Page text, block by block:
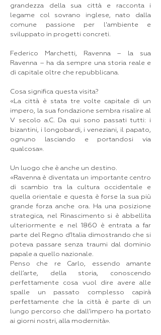
grandezza della sua città e racconta i
legame col sovrano inglese, nato dalla
comune passione per l'ambiente e
sviluppato in progetti concreti.
Federico Marchetti, Ravenna – la sua
Ravenna – ha da sempre una storia reale e
di capitale oltre che repubblicana.
Cosa significa questa visita?
«La città è stata tre volte capitale di un
impero, la sua fondazione sembra risalire al
V secolo a.C. Da qui sono passati tutti: i
bizantini, i longobardi, i veneziani, il papato,
ognuno lasciando e portandosi via
qualcosa».
Un luogo che è anche un destino.
«Ravenna è diventata un importante centro
di scambio tra la cultura occidentale e
quella orientale e questa è forse la sua più
grande forza anche ora. Ha una posizione
strategica, nel Rinascimento si è abbellita
ulteriormente e nel 1860 è entrata a far
parte del Regno d’Italia dimostrando che si
poteva passare senza traumi dal dominio
papale a quello nazionale.
Penso che re Carlo, essendo amante
dell’arte, della storia, conoscendo
perfettamente cosa vuol dire avere alle
spalle un passato complesso capirà
perfettamente che la città è parte di un
lungo percorso che dall’impero ha portato
ai giorni nostri, alla modernità».